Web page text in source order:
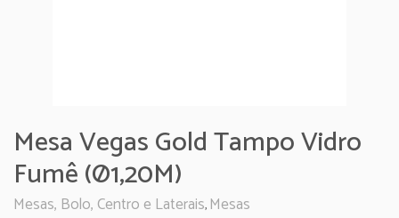
Mesa Vegas Gold Tampo Vidro
Fumê (Ø1,20M)
Mesas, Bolo, Centro e Laterais, Mesas